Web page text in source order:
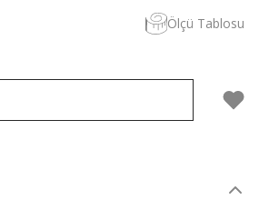
Ölçü Tablosu